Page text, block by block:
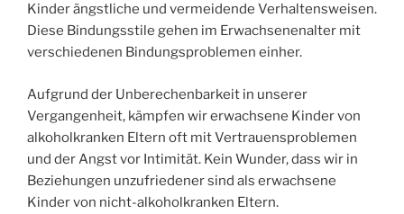
Kinder ängstliche und vermeidende Verhaltensweisen.
Diese Bindungsstile gehen im Erwachsenenalter mit
verschiedenen Bindungsproblemen einher.
Aufgrund der Unberechenbarkeit in unserer
Vergangenheit, kämpfen wir erwachsene Kinder von
alkoholkranken Eltern oft mit Vertrauensproblemen
und der Angst vor Intimität. Kein Wunder, dass wir in
Beziehungen unzufriedener sind als erwachsene
Kinder von nicht-alkoholkranken Eltern.